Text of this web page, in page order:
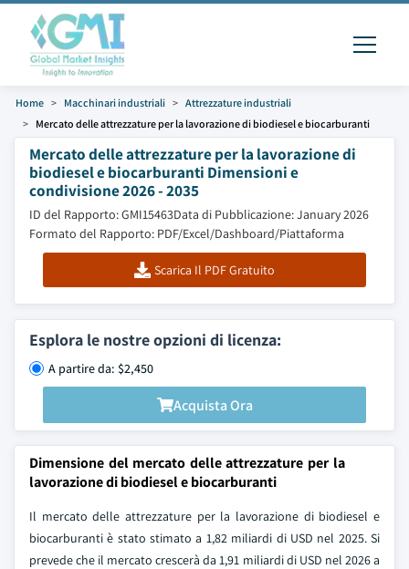
Home Macchinari industriali
Attrezzature industriali
Mercato delle attrezzature per la lavorazione di biodiesel e biocarburanti
Mercato delle attrezzature per la lavorazione di
biodiesel e biocarburanti Dimensioni e
condivisione 2026 - 2035
ID del Rapporto: GMI15463Data di Pubblicazione: January 2026
Formato del Rapporto: PDF/Excel/Dashboard/Piattaforma
Scarica Il PDF Gratuito
Esplora le nostre opzioni di licenza:
A partire da: $2,450
Acquista Ora
Dimensione del mercato delle attrezzature per la
lavorazione di biodiesel e biocarburanti
Il mercato delle attrezzature per la lavorazione di biodiesel e
biocarburanti è stato stimato a 1,82 miliardi di USD nel 2025. Si
prevede che il mercato crescerà da 1,91 miliardi di USD nel 2026 a